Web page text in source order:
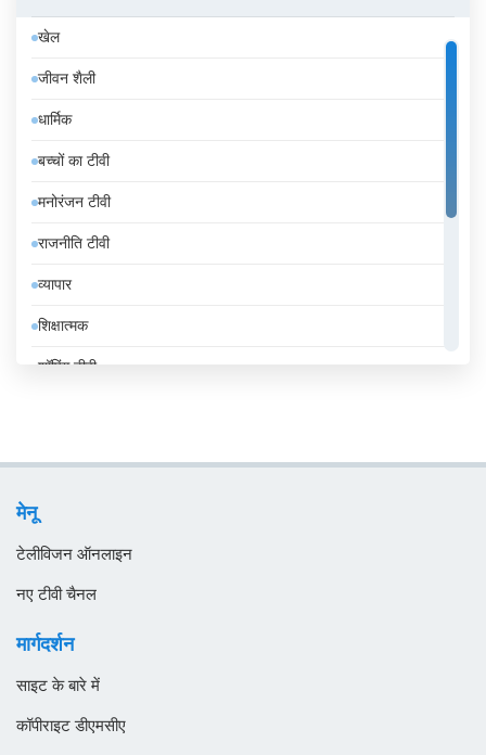
इज़राइल
इटली
इंडोनेशिया
इथियोपिया
इराक
ईरान
उज़्बेकिस्तान
उरुग्वे
ओमान
खेल
जीवन शैली
धार्मिक
बच्चों का टीवी
मनोरंजन टीवी
राजनीति टीवी
व्यापार
शिक्षात्मक
शॉपिंग टीवी
मेनू
टेलीविजन ऑनलाइन
नए टीवी चैनल
मार्गदर्शन
साइट के बारे में
कॉपीराइट डीएमसीए